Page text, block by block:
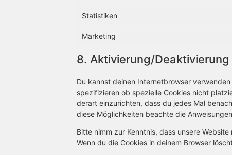
Statistiken
Marketing
8. Aktivierung/
Du kannst deinen Internetbrowser
spezifizieren ob spezielle Cookies nicht
derart einzurichten, dass du jedes Mal
diese Möglichkeiten beachte die
Bitte nimm zur Kenntnis, dass unsere
Wenn du die Cookies in deinem Browser